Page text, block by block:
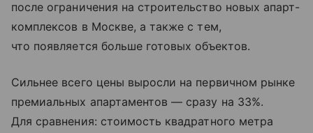
после ограничения на строительство новых апарт-
комплексов в Москве, а также с тем,
что появляется больше готовых объектов.
Сильнее всего цены выросли на первичном рынке
премиальных апартаментов — сразу на 33%.
Для сравнения: стоимость квадратного метра